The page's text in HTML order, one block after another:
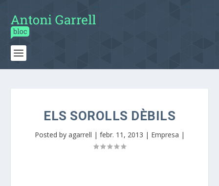
ELS SOROLLS DÈBILS
Posted by agarrell | febr. 11, 2013 | Empresa |